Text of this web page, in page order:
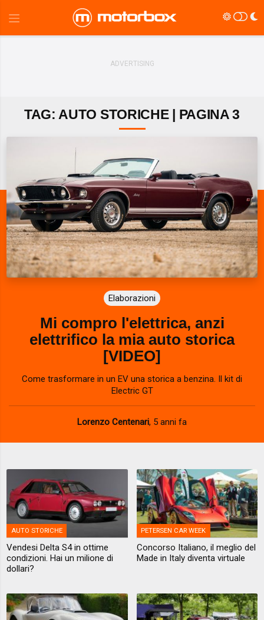
TAG: AUTO STORICHE | PAGINA 3
Elaborazioni
Mi compro l'elettrica, anzi
elettrifico la mia auto storica
[VIDEO]
Come trasformare in un EV una storica a benzina. Il kit di
Electric GT
Lorenzo Centenari, 5 anni fa
AUTO STORICHE
Vendesi Delta S4 in ottime
condizioni. Hai un milione di
dollari?
PETERSEN CAR WEEK
Concorso Italiano, il meglio del
Made in Italy diventa virtuale